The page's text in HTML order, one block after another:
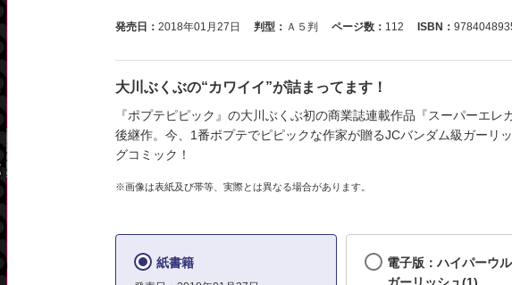
発売日： 2018年01月27日 判型： Ａ５判 ページ数： 112 ISBN：
大川ぶくぶの“カワイイ”が詰まってます！
『ポプテピピック』の大川ぶくぶ初の商業誌連載作品『スーパーエレ
後継作。今、1番ポプテでピピックな作家が贈るJCバンダム級ガーリ
グコミック！
※画像は表紙及び帯等、実際とは異なる場合があります。
紙書籍
電子版：ハイパーウ